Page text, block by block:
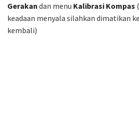
Gerakan dan menu Kalibrasi Kompas
keadaan menyala silahkan dimatikan
kembali)